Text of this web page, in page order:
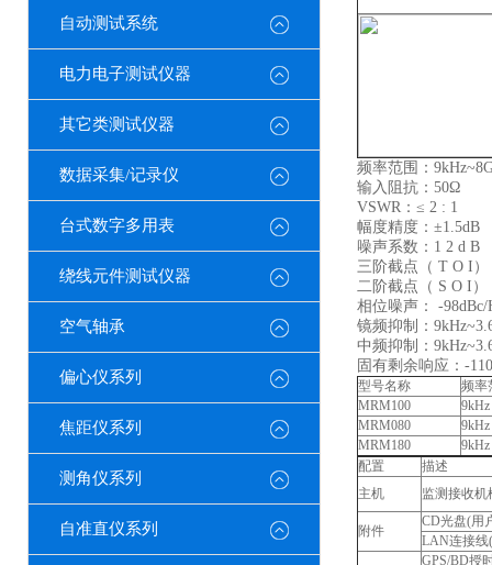
自动测试系统
电力电子测试仪器
其它类测试仪器
数据采集/记录仪
台式数字多用表
绕线元件测试仪器
空气轴承
偏心仪系列
焦距仪系列
测角仪系列
自准直仪系列
频率范围：
输入阻抗：50Ω
VSWR：≤ 2 : 1
幅度精度：±1.5dB
噪声系数：1 2 d B
三阶截点（ T O I）
二阶截点（ S O I）
相位噪声： -98dBc/
镜频抑制：
中频抑制：
固有剩余响应：-
型号名称
频率
MRM100
MRM080
MRM180
配置
描述
主机
监测接收机
附件
CD光盘(用
LAN连接线
GPS/BD授